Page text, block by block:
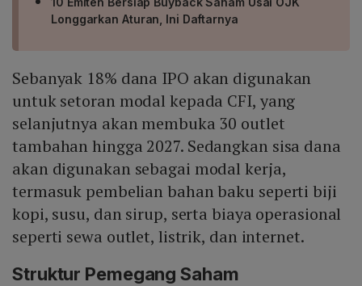
Longgarkan Aturan, Ini Daftarnya
Sebanyak 18% dana IPO akan digunakan
untuk setoran modal kepada CFI, yang
selanjutnya akan membuka 30 outlet
tambahan hingga 2027. Sedangkan sisa dana
akan digunakan sebagai modal kerja,
termasuk pembelian bahan baku seperti biji
kopi, susu, dan sirup, serta biaya operasional
seperti sewa outlet, listrik, dan internet.
Struktur Pemegang Saham